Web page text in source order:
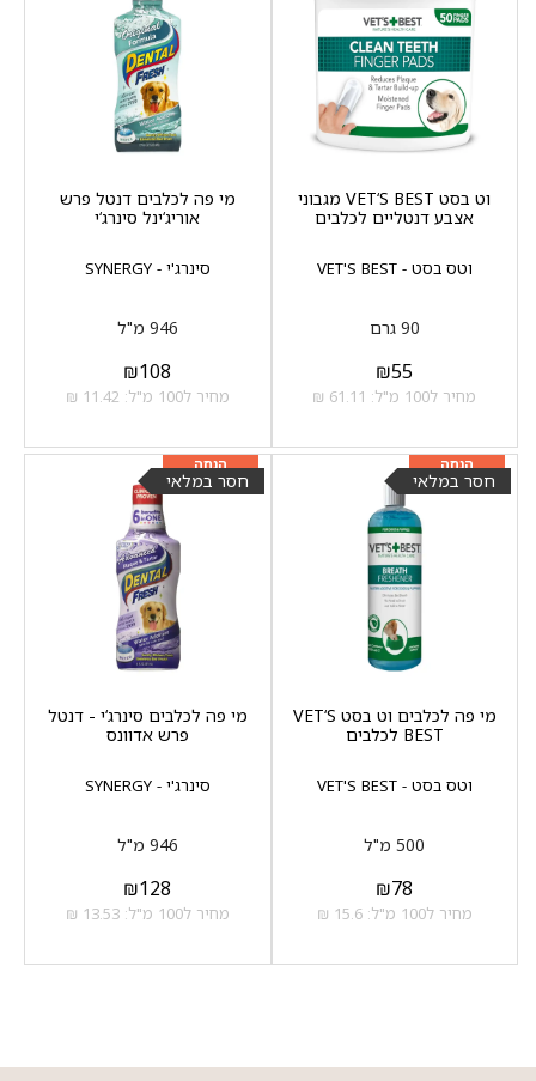
וטס בסט - VET'S BEST
וט בסט VET‘S BEST מגבוני
אצבע דנטליים לכלבים
90 גרם
₪55
מחיר ל100 מ"ל: 61.11 ₪
סינרג'י - SYNERGY
מי פה לכלבים דנטל פרש
אוריג‘ינל סינרג‘י
946 מ"ל
₪108
מחיר ל100 מ"ל: 11.42 ₪
מוצר שני ב-20%
הנחה
חסר במלאי
וטס בסט - VET'S BEST
מי פה לכלבים וט בסט VET‘S
BEST לכלבים
500 מ"ל
₪78
מחיר ל100 מ"ל: 15.6 ₪
מוצר שני ב-20%
הנחה
חסר במלאי
סינרג'י - SYNERGY
מי פה לכלבים סינרג‘י - דנטל
פרש אדוונס
946 מ"ל
₪128
מחיר ל100 מ"ל: 13.53 ₪